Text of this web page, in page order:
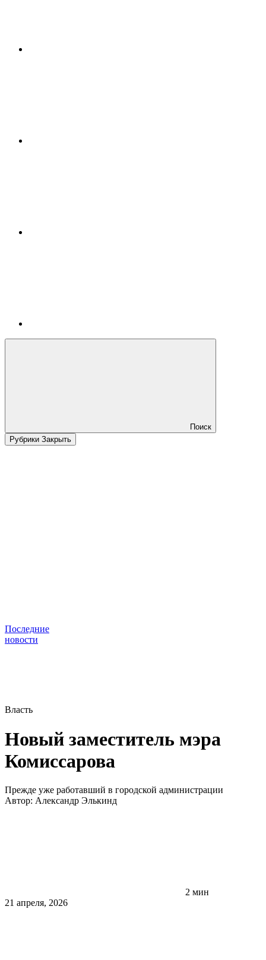
Поиск
Рубрики Закрыть
Последние
новости
Власть
Новый заместитель мэра
Комиссарова
Прежде уже работавший в городской администрации
Автор: Александр Элькинд
2 мин
21 апреля, 2026